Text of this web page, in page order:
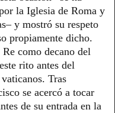
la Iglesia de Roma y
y mostró su respeto
propiamente dicho.
como decano del
rito antes del
Tras
se acercó a tocar
de su entrada en la